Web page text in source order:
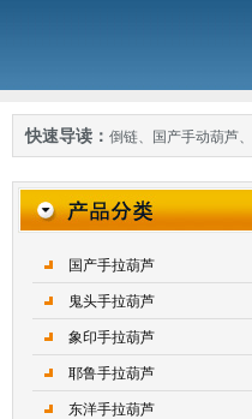
快速导读： 倒链、 国产手动葫芦、
国产手拉葫芦
鬼头手拉葫芦
象印手拉葫芦
耶鲁手拉葫芦
东洋手拉葫芦